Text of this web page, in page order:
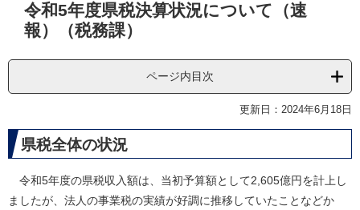
令和5年度県税決算状況について（速
報）（税務課）
ページ内目次
更新日：2024年6月18日
県税全体の状況
令和5年度の県税収入額は、当初予算額として2,605億円を計上し
ましたが、法人の事業税の実績が好調に推移していたことなどか